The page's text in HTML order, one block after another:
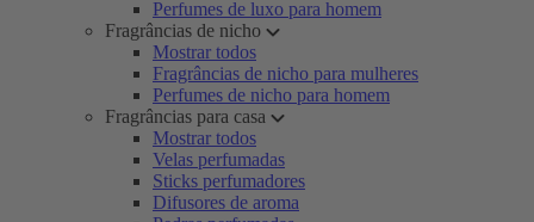
Perfumes de luxo para homem
Fragrâncias de nicho
Mostrar todos
Fragrâncias de nicho para mulheres
Perfumes de nicho para homem
Fragrâncias para casa
Mostrar todos
Velas perfumadas
Sticks perfumadores
Difusores de aroma